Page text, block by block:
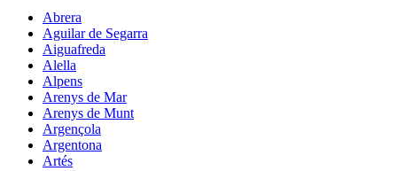
Abrera
Aguilar de Segarra
Aiguafreda
Alella
Alpens
Arenys de Mar
Arenys de Munt
Argençola
Argentona
Artés